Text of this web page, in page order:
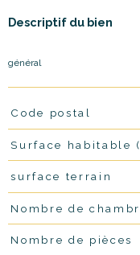
Descriptif du bien
général
Code postal
Surface habitable
surface terrain
Nombre de
Nombre de pièces